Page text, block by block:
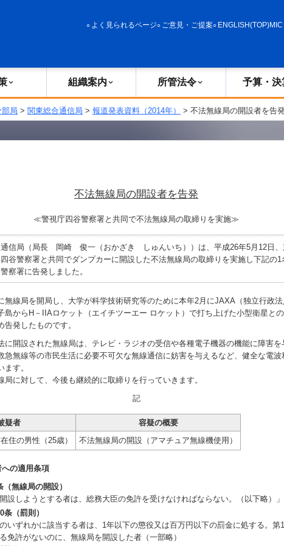
よく見られるページ ご意見・ご提案 ENGLISH(TOP)
組織案内 所管法令 予算・決
局 > 関東総合通信局 > 報道発表資料（2014年） > 不法無線局の開設者を告発
不法無線局の開設者を告発
≪警視庁四谷警察署と共同で不法無線局の取締りを実施≫
信局（局長 岡崎 俊一（おかざき しゅんいち））は、平成26年5月12日、
谷警察署と共同でダンプカーに開設した不法無線局の取締りを実施し下記の1
察署に告発しました。
線局を開局し、大学が科学技術研究等のために本年2月にJAXA（独立行政
島からH－IIAロケット（エイチツーエー ロケット）で打ち上げた小型衛星と
発したものです。
開設された無線局は、テレビ・ラジオの受信や各種電子機器の機能に障害を
急無線等の市民生活に必要不可欠な無線通信に妨害を与えるなど、健全な電波
す。
に対して、今後も継続的に取締りを行っていきます。
記
疑者
容疑の概要
住の男性（25歳）
不法無線局の開設（アマチュア無線機使用）
の適用条項
無線局の開設）
設しようとする者は、総務大臣の免許を受けなければならない。（以下略）」
（罰則）
いずれかに該当する者は、1年以下の懲役又は百万円以下の罰金に処する。
免許がないのに、無線局を開設した者（一部略）